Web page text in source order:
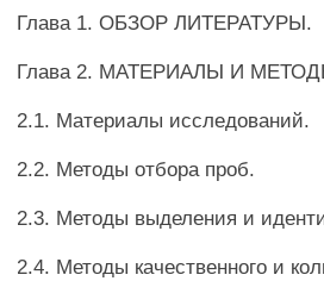
Глава 1. ОБЗОР ЛИТЕРАТУРЫ.
Глава 2. МАТЕРИАЛЫ И
2.1. Материалы исследований.
2.2. Методы отбора проб.
2.3. Методы выделения и
2.4. Методы качественного и